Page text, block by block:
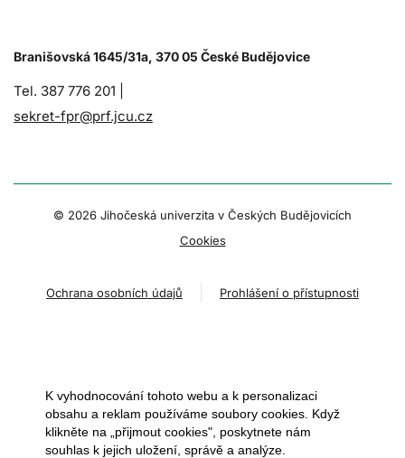
Branišovská 1645/31a, 370 05 České Budějovice
Tel. 387 776 201 |
sekret-fpr@prf.jcu.cz
© 2026 Jihočeská univerzita v Českých Budějovicích
Cookies
Ochrana osobních údajů Prohlášení o přístupnosti
K vyhodnocování tohoto webu a k personalizaci
obsahu a reklam používáme soubory cookies. Když
klikněte na „přijmout cookies", poskytnete nám
souhlas k jejich uložení, správě a analýze.